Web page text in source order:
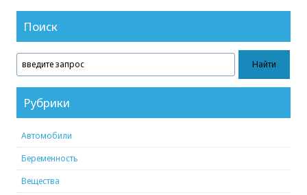
Поиск
Рубрики
Автомобили
Беременность
Вещества